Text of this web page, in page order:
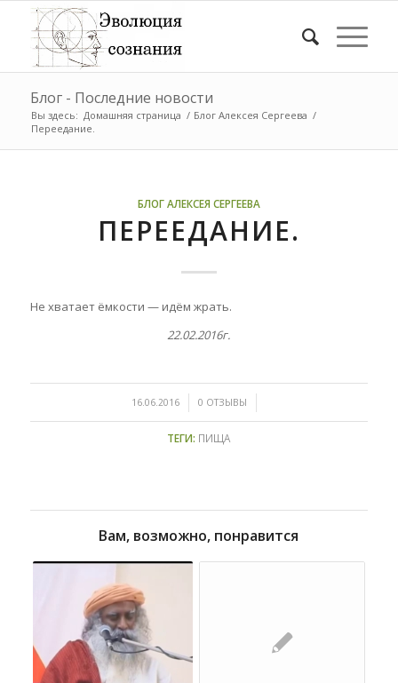
Блог - Последние новости
Вы здесь: Домашняя страница / Блог Алексея Сергеева /
Переедание.
БЛОГ АЛЕКСЕЯ СЕРГЕЕВА
ПЕРЕЕДАНИЕ.
Не хватает ёмкости — идём жрать.
22.02.2016г.
16.06.2016
/ 0 ОТЗЫВЫ
/
ТЕГИ: ПИЩА
Вам, возможно, понравится